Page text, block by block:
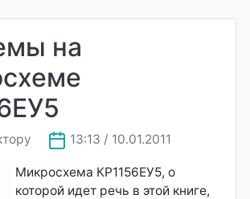
на
13:13 / 10.01.2011
Микросхема КР1156ЕУ5, о
которой идет речь в этой книге,